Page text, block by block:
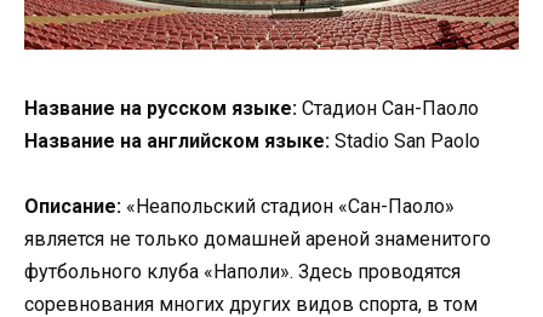
Название на русском языке: Стадион Сан-Паоло
Название на английском языке: Stadio San Paolo
Описание: «Неапольский стадион «Сан-Паоло»
является не только домашней ареной знаменитого
футбольного клуба «Наполи». Здесь проводятся
соревнования многих других видов спорта, в том